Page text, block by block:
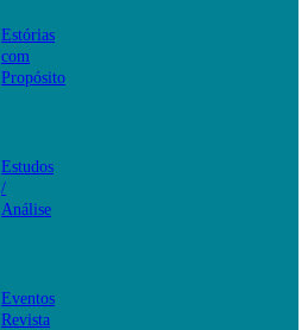
Estórias
com
Propósito
Estudos
/
Análise
Eventos
Revista